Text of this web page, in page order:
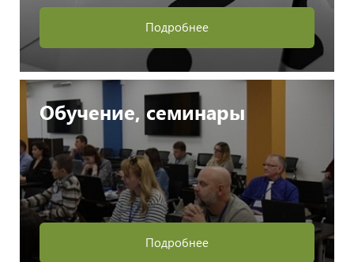
Подробнее
Обучение, семинары
Подробнее